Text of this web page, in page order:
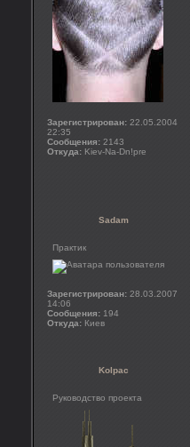
Зарегистрирован: 22.05.2004
22:35
Сообщения: 2143
Откуда: Kiev-Na-Dn!pre
Sadam
Практик
Зарегистрирован: 28.03.2007
14:06
Сообщения: 194
Откуда: Киев
Kolpac
Руководство проекта